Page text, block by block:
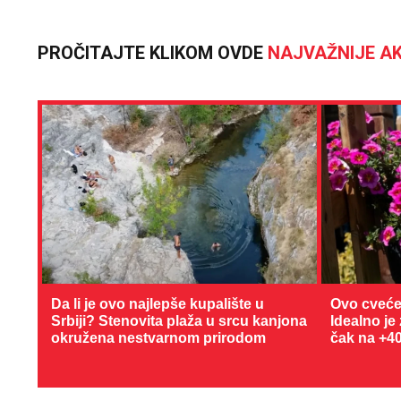
PROČITAJTE KLIKOM OVDE NAJVAŽNIJE
Da li je ovo najlepše kupalište u
Srbiji? Stenovita plaža u srcu kanjona
okružena nestvarnom prirodom
Ovo
Idealno
čak na